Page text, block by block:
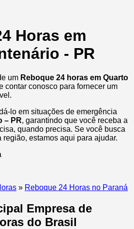
Horas em
- PR
um Reboque 24 horas em Quarto
contar conosco para fornecer um
lo em situações de emergência
– PR, garantindo que você receba a
quando precisa. Se você busca
região, estamos aqui para ajudar.
» Reboque 24 Horas no Paraná
Empresa de
do Brasil